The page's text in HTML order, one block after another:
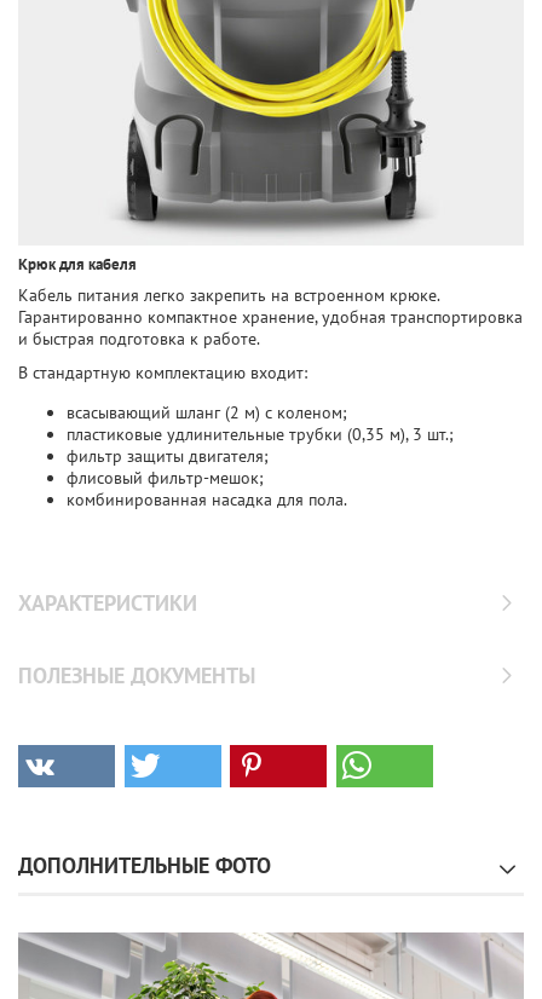
Крюк для кабеля
Кабель питания легко закрепить на встроенном крюке.
Гарантированно компактное хранение, удобная транспортировка
и быстрая подготовка к работе.
В стандартную комплектацию входит:
всасывающий шланг (2 м) с коленом;
пластиковые удлинительные трубки (0,35 м), 3 шт.;
фильтр защиты двигателя;
флисовый фильтр-мешок;
комбинированная насадка для пола.
ХАРАКТЕРИСТИКИ
ПОЛЕЗНЫЕ ДОКУМЕНТЫ
ДОПОЛНИТЕЛЬНЫЕ ФОТО